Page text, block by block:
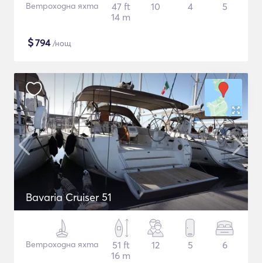
Ветроходна яхта
47 ft
14 m
10 4 5
$794/нощ
Bavaria Cruiser 51
Ветроходна яхта
51 ft
16 m
12 5 6